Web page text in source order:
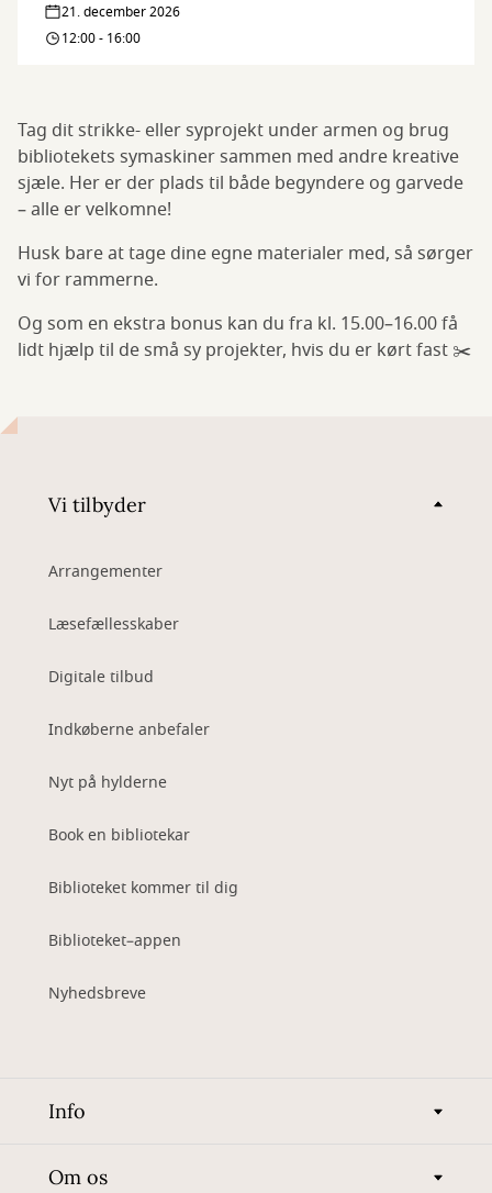
og
21. december 2026
12:00 - 16:00
Tag dit strikke- eller syprojekt under armen og brug
bibliotekets symaskiner sammen med andre kreative
sjæle. Her er der plads til både begyndere og garvede
– alle er velkomne!
Husk bare at tage dine egne materialer med, så sørger
vi for rammerne.
Og som en ekstra bonus kan du fra kl. 15.00–16.00 få
lidt hjælp til de små sy projekter, hvis du er kørt fast ✂️
Vi tilbyder
Arrangementer
Læsefællesskaber
Digitale tilbud
Indkøberne anbefaler
Nyt på hylderne
Book en bibliotekar
Biblioteket kommer til dig
Biblioteket–appen
Nyhedsbreve
Info
Om os